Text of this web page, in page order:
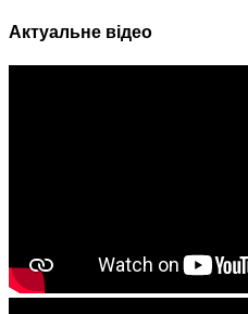
Актуальне відео